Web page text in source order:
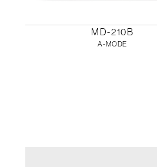
MD-210B
A-MODE